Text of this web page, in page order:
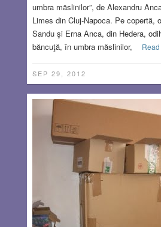
umbra măslinilor”, de Alexandru
Limes din Cluj-Napoca. Pe copertă,
Sandu şi Erna Anca, din Hedera,
băncuţă, în umbra măslinilor,
SEP 29, 2012